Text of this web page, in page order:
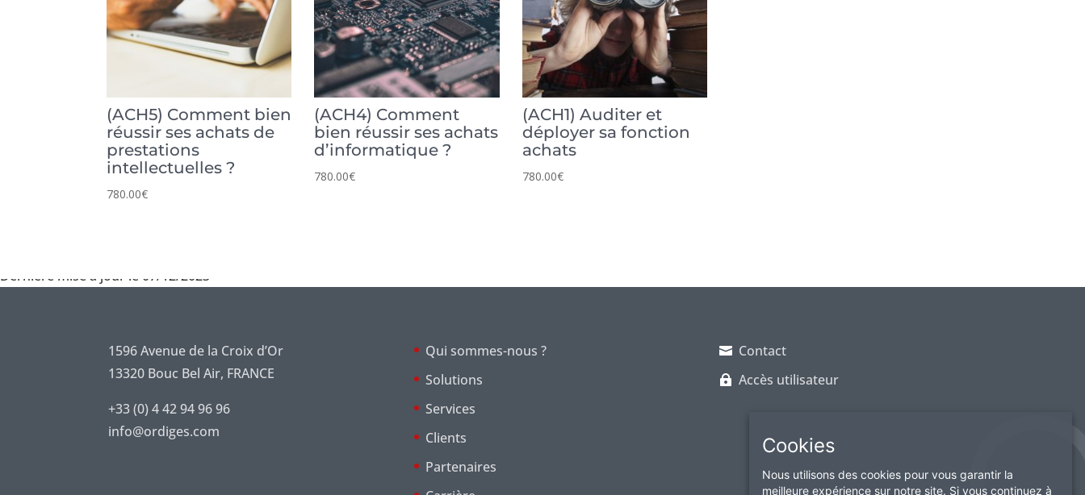
(ACH5) Comment bien
réussir ses achats de
prestations
intellectuelles ?
780.00€
(ACH4) Comment
bien réussir ses achats
d’informatique ?
780.00€
(ACH1) Auditer et
déployer sa fonction
achats
780.00€
Dernière mise à jour le 07/12/2023
1596 Avenue de la Croix d’Or
13320 Bouc Bel Air, FRANCE
+33 (0) 4 42 94 96 96
info@ordiges.com
Qui sommes-nous ?
Solutions
Services
Clients
Partenaires
Contact
Accès utilisateur
Cookies
Nous utilisons des cookies pour vous garantir la
meilleure expérience sur notre site. Si vous continuez à